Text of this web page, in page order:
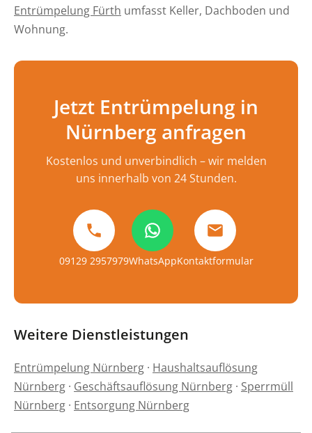
Entrümpelung Fürth umfasst Keller, Dachboden und
Wohnung.
Jetzt Entrümpelung in
Nürnberg anfragen
Kostenlos und unverbindlich – wir melden
uns innerhalb von 24 Stunden.
09129 2957979WhatsAppKontaktformular
Weitere Dienstleistungen
Entrümpelung Nürnberg · Haushaltsauflösung
Nürnberg · Geschäftsauflösung Nürnberg · Sperrmüll
Nürnberg · Entsorgung Nürnberg